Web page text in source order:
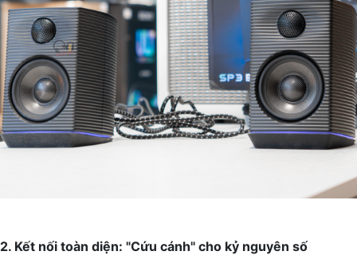
2. Kết nối toàn diện: "Cứu cánh" cho kỷ nguyên số